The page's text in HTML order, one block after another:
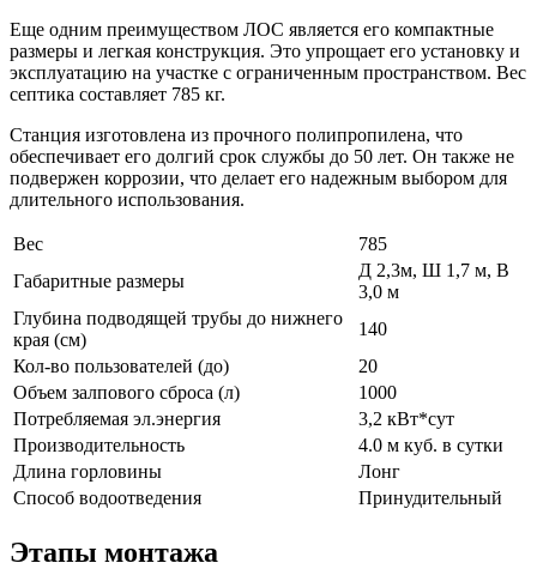
Еще одним преимуществом ЛОС является его компактные
размеры и легкая конструкция. Это упрощает его установку и
эксплуатацию на участке с ограниченным пространством. Вес
септика составляет 785 кг.
Станция изготовлена из прочного полипропилена, что
обеспечивает его долгий срок службы до 50 лет. Он также не
подвержен коррозии, что делает его надежным выбором для
длительного использования.
Вес
785
Габаритные размеры
Д 2,3м, Ш 1,7 м, В
3,0 м
Глубина подводящей трубы до нижнего
края (см)
140
Кол-во пользователей (до)
20
Объем залпового сброса (л)
1000
Потребляемая эл.энергия
3,2 кВт*сут
Производительность
4.0 м куб. в сутки
Длина горловины
Лонг
Способ водоотведения
Принудительный
Этапы монтажа